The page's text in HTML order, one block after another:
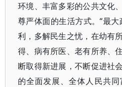
环境、丰富多彩的公共文化
尊严体面的生活方式。“最
利，多解民生之忧，在幼有
得、病有所医、老有所养、
断取得新进展，不断促进社
的全面发展、全体人民共